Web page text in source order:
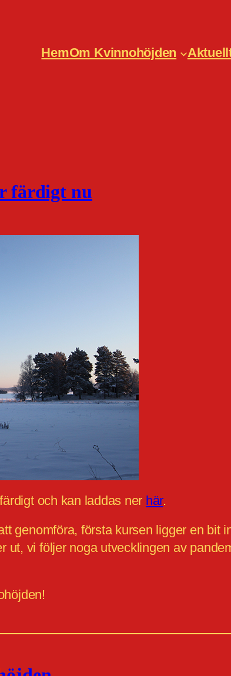
HemOm Kvinnohöjden
färdigt nu
och kan laddas ner här.
genomföra, första kursen ligger en bit
ut, vi följer noga utvecklingen av